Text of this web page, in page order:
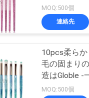
ブラシの
ョン
をかけます
MOQ:500個
連絡先
10pcs柔ら
毛の固まり
造はGloble -
ラシをかけま
MOQ:500個